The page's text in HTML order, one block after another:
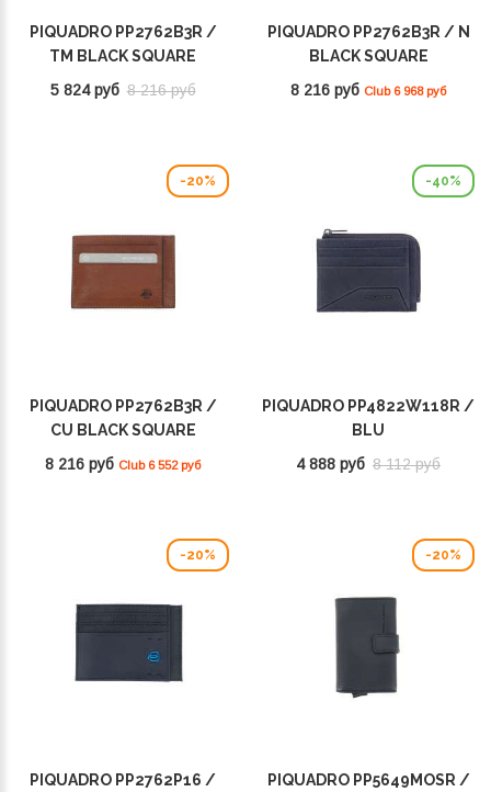
PIQUADRO PP2762B3R /
TM BLACK SQUARE
5 824 руб 8 216 руб
PIQUADRO PP2762B3R / N
BLACK SQUARE
8 216 руб Club 6 968 руб
-20%
PIQUADRO PP2762B3R /
CU BLACK SQUARE
8 216 руб Club 6 552 руб
-40%
PIQUADRO PP4822W118R /
BLU
4 888 руб 8 112 руб
-20%
PIQUADRO PP2762P16 /
-20%
PIQUADRO PP5649MOSR /